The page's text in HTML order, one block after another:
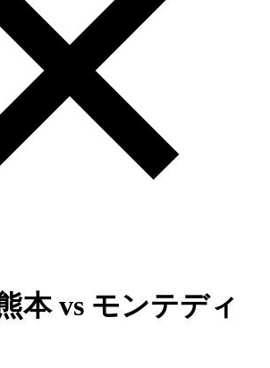
本vs モンテディ